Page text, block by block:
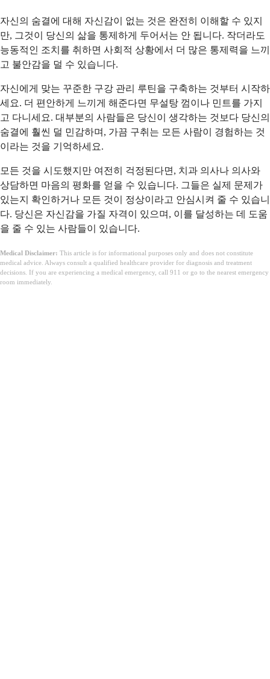
자신의 숨결에 대해 자신감이 없는 것은 완전히 이해할 수 있지
만, 그것이 당신의 삶을 통제하게 두어서는 안 됩니다. 작더라도
능동적인 조치를 취하면 사회적 상황에서 더 많은 통제력을 느끼
고 불안감을 덜 수 있습니다.
자신에게 맞는 꾸준한 구강 관리 루틴을 구축하는 것부터 시작하
세요. 더 편안하게 느끼게 해준다면 무설탕 껌이나 민트를 가지
고 다니세요. 대부분의 사람들은 당신이 생각하는 것보다 당신의
숨결에 훨씬 덜 민감하며, 가끔 구취는 모든 사람이 경험하는 것
이라는 것을 기억하세요.
모든 것을 시도했지만 여전히 걱정된다면, 치과 의사나 의사와
상담하면 마음의 평화를 얻을 수 있습니다. 그들은 실제 문제가
있는지 확인하거나 모든 것이 정상이라고 안심시켜 줄 수 있습니
다. 당신은 자신감을 가질 자격이 있으며, 이를 달성하는 데 도움
을 줄 수 있는 사람들이 있습니다.
Medical Disclaimer: This article is for informational purposes only and does not constitute
medical advice. Always consult a qualified healthcare provider for diagnosis and treatment
decisions. If you are experiencing a medical emergency, call 911 or go to the nearest emergency
room immediately.